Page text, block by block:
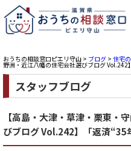
おうちの相談窓口ピエリ守山 > ブログ > 住宅
野洲・近江八幡の住宅会社選びブログ
スタッフブログ
【高島・大津・草津・栗東・
びブログ Vol.242】「返済“35